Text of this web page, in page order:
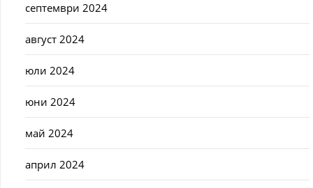
септември 2024
август 2024
юли 2024
юни 2024
май 2024
април 2024